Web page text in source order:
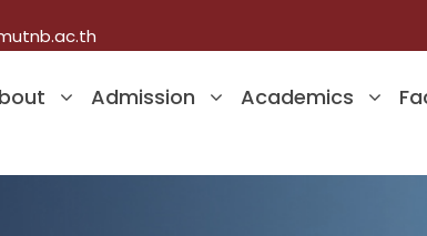
Admission Academics